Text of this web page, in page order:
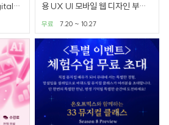
용 UX UI 모바일 웹 디자인 부트
7.20 ~ 10.27
무료